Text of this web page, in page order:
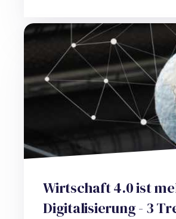
Wirtschaft 4.0 ist
Digitalisierung - 3